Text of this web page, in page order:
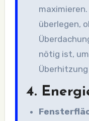
überlegen,
nötig ist,
4.